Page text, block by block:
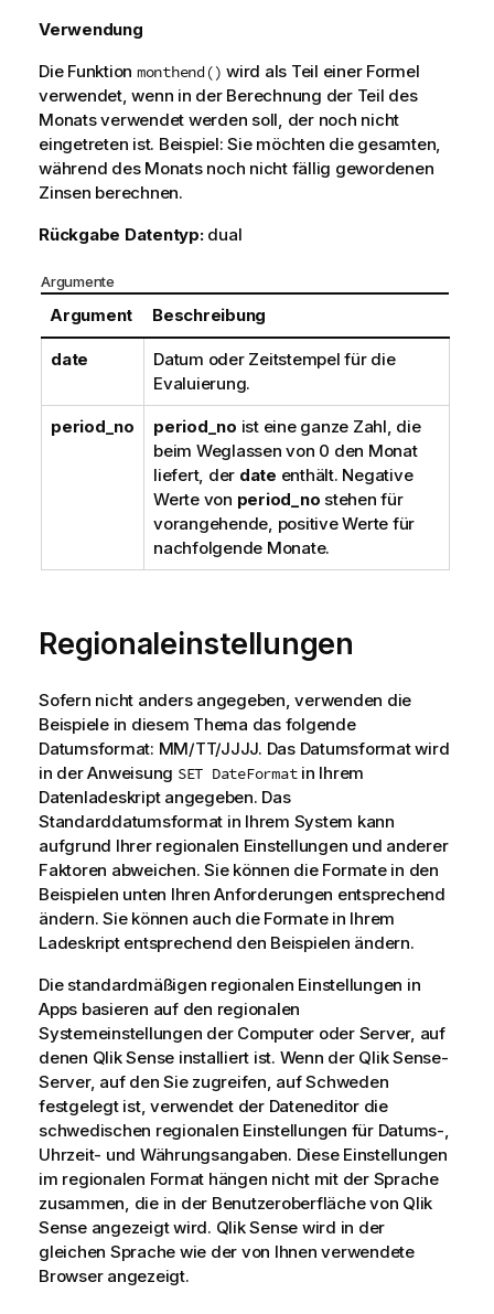
Verwendung
Die Funktion monthend() wird als Teil einer Formel
verwendet, wenn in der Berechnung der Teil des
Monats verwendet werden soll, der noch nicht
eingetreten ist. Beispiel: Sie möchten die gesamten,
während des Monats noch nicht fällig gewordenen
Zinsen berechnen.
Rückgabe Datentyp: dual
Argumente
Argument Beschreibung
date
Datum oder Zeitstempel für die
Evaluierung.
period_no period_no ist eine ganze Zahl, die
beim Weglassen von 0 den Monat
liefert, der date enthält. Negative
Werte von period_no stehen für
vorangehende, positive Werte für
nachfolgende Monate.
Regionaleinstellungen
Sofern nicht anders angegeben, verwenden die
Beispiele in diesem Thema das folgende
Datumsformat: MM/TT/JJJJ. Das Datumsformat wird
in der Anweisung SET DateFormatin Ihrem
Datenladeskript angegeben. Das
Standarddatumsformat in Ihrem System kann
aufgrund Ihrer regionalen Einstellungen und anderer
Faktoren abweichen. Sie können die Formate in den
Beispielen unten Ihren Anforderungen entsprechend
ändern. Sie können auch die Formate in Ihrem
Ladeskript entsprechend den Beispielen ändern.
Die standardmäßigen regionalen Einstellungen in
Apps basieren auf den regionalen
Systemeinstellungen der Computer oder Server, auf
denen Qlik Sense installiert ist. Wenn der Qlik Sense-
Server, auf den Sie zugreifen, auf Schweden
festgelegt ist, verwendet der Dateneditor die
schwedischen regionalen Einstellungen für Datums-,
Uhrzeit- und Währungsangaben. Diese Einstellungen
im regionalen Format hängen nicht mit der Sprache
zusammen, die in der Benutzeroberfläche von Qlik
Senseangezeigt wird. Qlik Sense wird in der
gleichen Sprache wie der von Ihnen verwendete
Browser angezeigt.